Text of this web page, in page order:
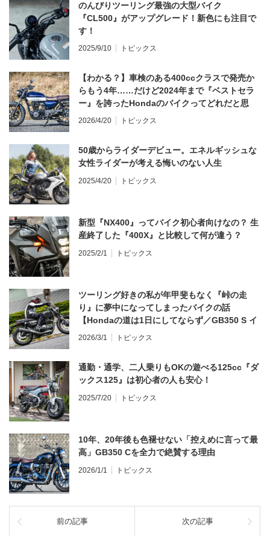
のんびりツーリング最強の大型バイク
『CL500』がアップグレード！新色にも注目で
す！
2025/9/10 トピックス
【わかる？】車検のある400ccクラスで発売か
らもう4年……だけど2024年まで『ベストセラ
ー』を誇ったHondaのバイクってどれだと思
う？
2026/4/20 トピックス
50歳からライダーデビュー。エネルギッシュな
女性ライダーが考える悔いのない人生
2025/4/20 トピックス
新型『NX400』ってバイク初心者向けなの？ 生
産終了した『400X』と比較して何が違う？
2025/2/1 トピックス
ツーリング好きの私が年甲斐もなく『峠の走
り』に夢中になってしまったバイクの話
【Hondaの道は1日にしてならず／GB350 S イ
ンプレ・レビュー 前編】
2026/3/1 トピックス
通勤・通学、二人乗りもOKの遊べる125cc『ダ
ックス125』は初心者の人も安心！
2025/7/20 トピックス
10年、20年後も色褪せない「控えめに言って最
高」GB350 Cを全力で絶賛する理由
2026/1/1 トピックス
前の記事 次の記事